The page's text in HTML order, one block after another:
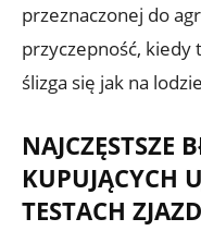
przeznaczonej do
przyczepność, kiedy
ślizga się jak na
NAJCZĘSTSZE
KUPUJĄCYCH
TESTACH